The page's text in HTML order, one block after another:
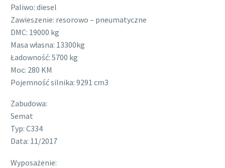
Paliwo: diesel
Zawieszenie: resorowo – pneumatyczne
DMC: 19000 kg
Masa własna: 13300kg
Ładowność: 5700 kg
Moc: 280 KM
Pojemność silnika: 9291 cm3
Zabudowa:
Semat
Typ: C334
Data: 11/2017
Wyposażenie: